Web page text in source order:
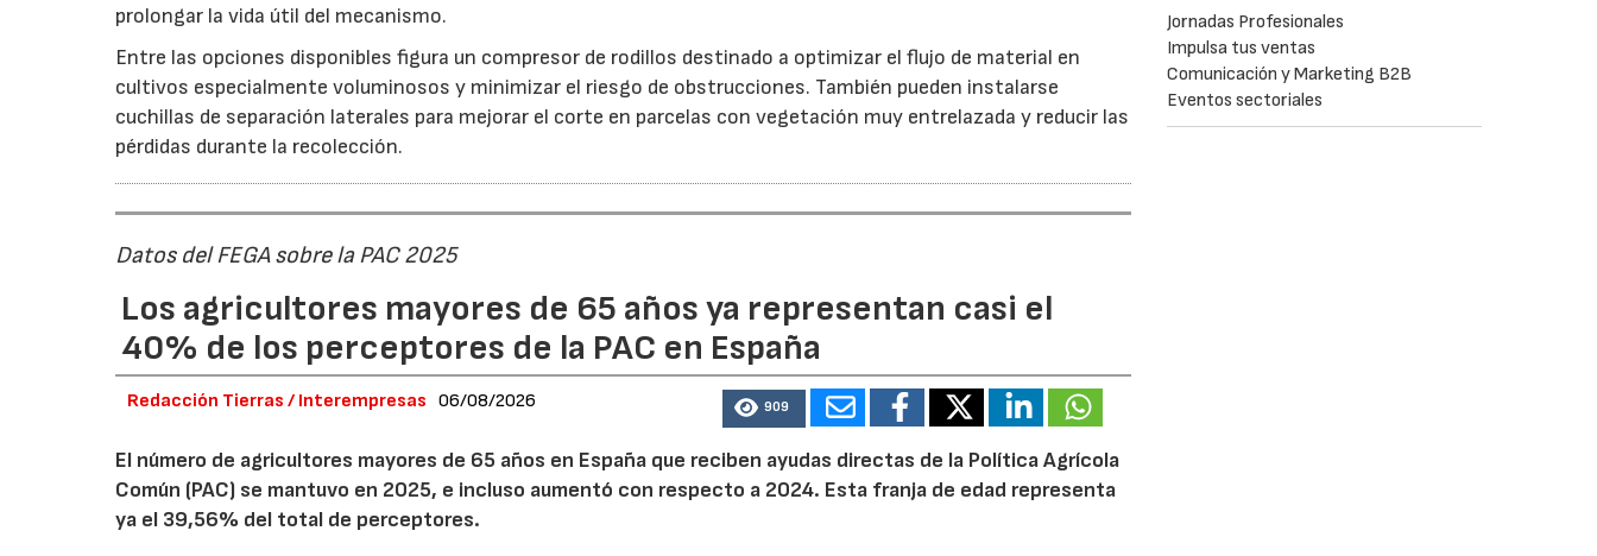
prolongar la vida útil del mecanismo.
Entre las opciones disponibles figura un compresor de rodillos destinado a optimizar el flujo de material en
cultivos especialmente voluminosos y minimizar el riesgo de obstrucciones. También pueden instalarse
cuchillas de separación laterales para mejorar el corte en parcelas con vegetación muy entrelazada y reducir las
pérdidas durante la recolección.
Datos del FEGA sobre la PAC 2025
Los agricultores mayores de 65 años ya representan casi el
40% de los perceptores de la PAC en España
Redacción Tierras / Interempresas 06/08/2026 909
El número de agricultores mayores de 65 años en España que reciben ayudas directas de la Política Agrícola
Común (PAC) se mantuvo en 2025, e incluso aumentó con respecto a 2024. Esta franja de edad representa
ya el 39,56% del total de perceptores.
Jornadas Profesionales
Impulsa tus ventas
Comunicación y Marketing B2B
Eventos sectoriales